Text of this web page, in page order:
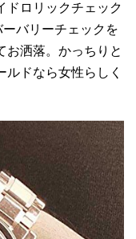
ドロリックチェック
バリーチェックを
お洒落。かっちりと
ルドなら女性らしく